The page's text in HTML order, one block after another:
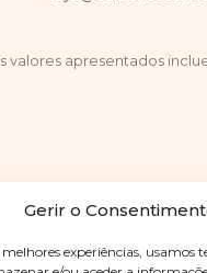
Gerir o
experiências, usamos
valores apresentados